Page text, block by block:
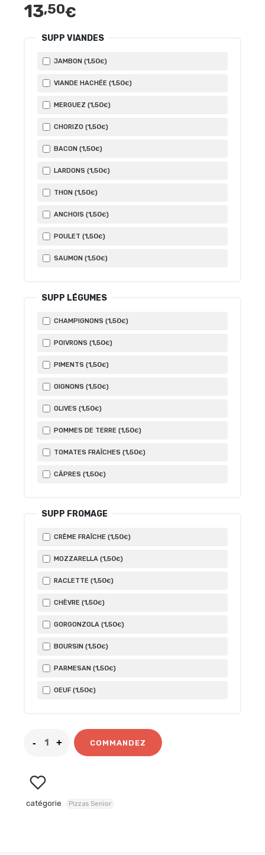
13,50€
SUPP VIANDES
JAMBON (1,50€)
VIANDE HACHÉE (1,50€)
MERGUEZ (1,50€)
CHORIZO (1,50€)
BACON (1,50€)
LARDONS (1,50€)
THON (1,50€)
ANCHOIS (1,50€)
POULET (1,50€)
SAUMON (1,50€)
SUPP LÉGUMES
CHAMPIGNONS (1,50€)
POIVRONS (1,50€)
PIMENTS (1,50€)
OIGNONS (1,50€)
OLIVES (1,50€)
POMMES DE TERRE (1,50€)
TOMATES FRAÎCHES (1,50€)
CÂPRES (1,50€)
SUPP FROMAGE
CRÈME FRAÎCHE (1,50€)
MOZZARELLA (1,50€)
RACLETTE (1,50€)
CHÈVRE (1,50€)
GORGONZOLA (1,50€)
BOURSIN (1,50€)
PARMESAN (1,50€)
OEUF (1,50€)
COMMANDEZ
catégorie Pizzas Senior